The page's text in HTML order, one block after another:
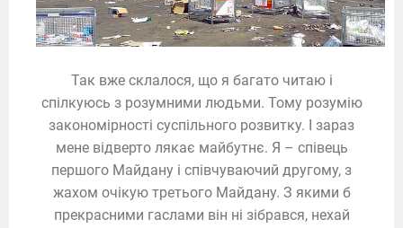
Так вже склалося, що я багато читаю і
спілкуюсь з розумними людьми. Тому розумію
закономірності суспільного розвитку. І зараз
мене відверто лякає майбутнє. Я – співець
першого Майдану і співчуваючий другому, з
жахом очікую третього Майдану. З якими б
прекрасними гаслами він ні зібрався, нехай